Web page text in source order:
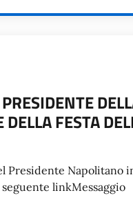
FESTA
Presidente Napolitano
linkMessaggio